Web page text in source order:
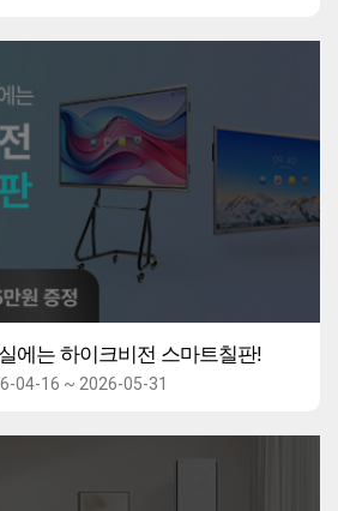
에는 하이크비전 스마트칠판!
04-16 ~ 2026-05-31